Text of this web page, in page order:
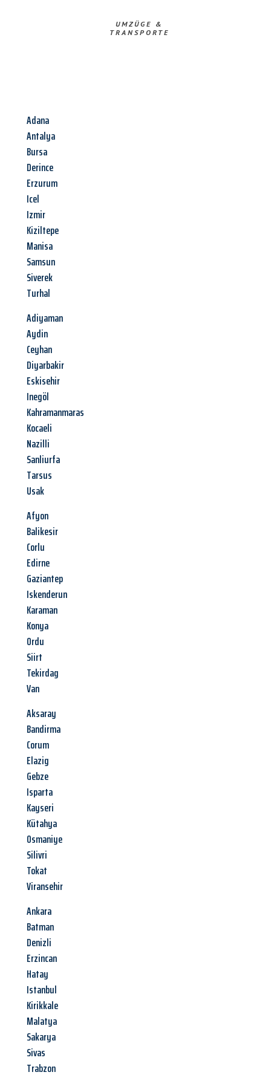
UMZÜGE &
TRANSPORTE
Adana
Antalya
Bursa
Derince
Erzurum
Icel
Izmir
Kiziltepe
Manisa
Samsun
Siverek
Turhal
Adiyaman
Aydin
Ceyhan
Diyarbakir
Eskisehir
Inegöl
Kahramanmaras
Kocaeli
Nazilli
Sanliurfa
Tarsus
Usak
Afyon
Balikesir
Corlu
Edirne
Gaziantep
Iskenderun
Karaman
Konya
Ordu
Siirt
Tekirdag
Van
Aksaray
Bandirma
Corum
Elazig
Gebze
Isparta
Kayseri
Kütahya
Osmaniye
Silivri
Tokat
Viransehir
Ankara
Batman
Denizli
Erzincan
Hatay
Istanbul
Kirikkale
Malatya
Sakarya
Sivas
Trabzon